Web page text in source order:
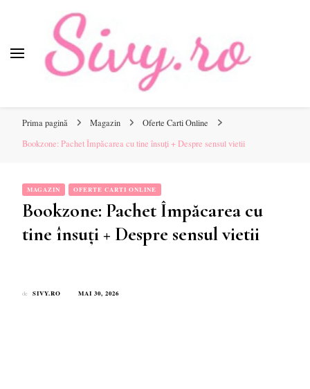
online pentru tine.
Prima pagină Magazin
Oferte Carti Online
Bookzone: Pachet Împăcarea cu tine însuți + Despre sensul vietii
MAGAZIN OFERTE CARTI ONLINE
Bookzone: Pachet Împăcarea cu
tine însuți + Despre sensul vietii
de SIVY.RO MAI 30, 2026